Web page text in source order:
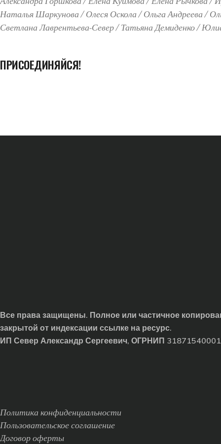
Наталья Шаркунова
Олеся Оскола Ольга Андреева
Светлана Лаврентьева-Север
Татьяна Демиденко
ПРИСОЕДИНЯЙСЯ!
Все права защищены. Полное или частичное
закрытой от индексации ссылке на ресурс.
ИП Север Александр Сергеевич, ОГРНИП
Политика конфиденциальности
Пользовательское соглашение
Договор оферты